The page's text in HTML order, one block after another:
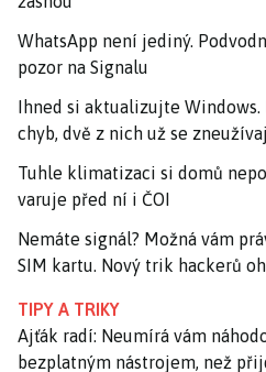
WhatsApp není jediný.
pozor na Signalu
Ihned si aktualizujte
chyb, dvě z nich už se
Tuhle klimatizaci si domů
varuje před ní i ČOI
Nemáte signál? Možná vám
SIM kartu. Nový trik hackerů
TIPY A TRIKY
Ajťák radí: Neumírá vám
bezplatným nástrojem, než